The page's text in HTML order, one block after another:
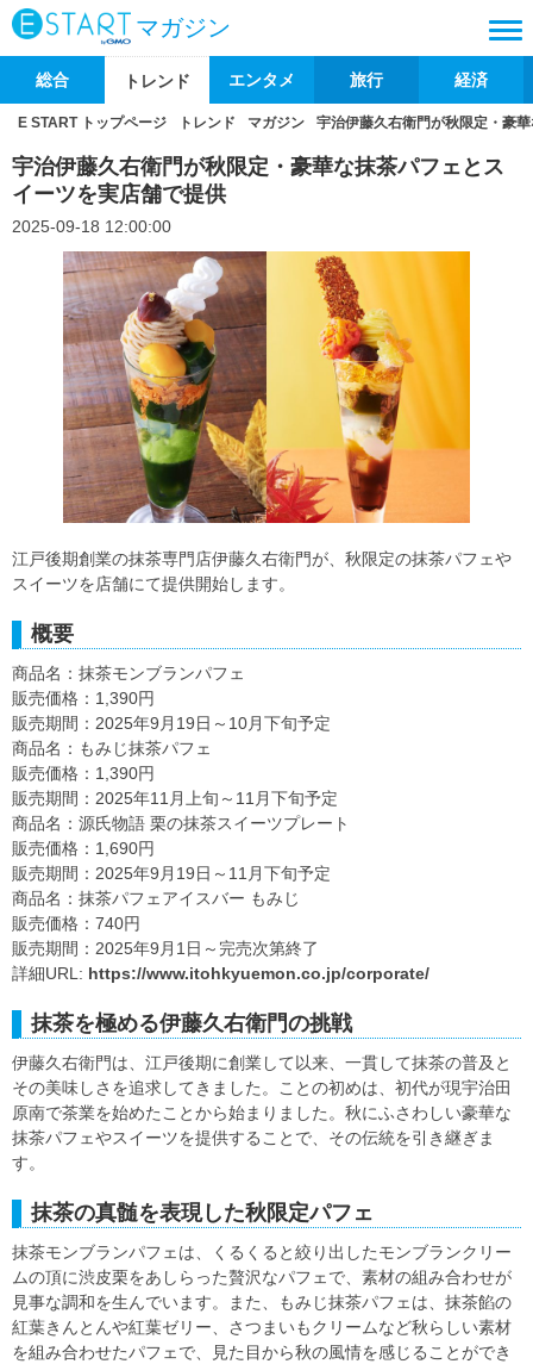
マガジン
総合 トレンド エンタメ 旅行 経済
E START トップページ トレンド マガジン 宇治伊藤久右衛門が秋限定・豪
宇治伊藤久右衛門が秋限定・豪華な抹茶パフェとス
イーツを実店舗で提供
2025-09-18 12:00:00
江戸後期創業の抹茶専門店伊藤久右衛門が、秋限定の抹茶パフェや
スイーツを店舗にて提供開始します。
概要
商品名：抹茶モンブランパフェ
販売価格：1,390円
販売期間：2025年9月19日～10月下旬予定
商品名：もみじ抹茶パフェ
販売価格：1,390円
販売期間：2025年11月上旬～11月下旬予定
商品名：源氏物語 栗の抹茶スイーツプレート
販売価格：1,690円
販売期間：2025年9月19日～11月下旬予定
商品名：抹茶パフェアイスバー もみじ
販売価格：740円
販売期間：2025年9月1日～完売次第終了
詳細URL: https://www.itohkyuemon.co.jp/corporate/
抹茶を極める伊藤久右衛門の挑戦
伊藤久右衛門は、江戸後期に創業して以来、一貫して抹茶の普及と
その美味しさを追求してきました。ことの初めは、初代が現宇治田
原南で茶業を始めたことから始まりました。秋にふさわしい豪華な
抹茶パフェやスイーツを提供することで、その伝統を引き継ぎま
す。
抹茶の真髄を表現した秋限定パフェ
抹茶モンブランパフェは、くるくると絞り出したモンブランクリー
ムの頂に渋皮栗をあしらった贅沢なパフェで、素材の組み合わせが
見事な調和を生んでいます。また、もみじ抹茶パフェは、抹茶餡の
紅葉きんとんや紅葉ゼリー、さつまいもクリームなど秋らしい素材
を組み合わせたパフェで、見た目から秋の風情を感じることができ